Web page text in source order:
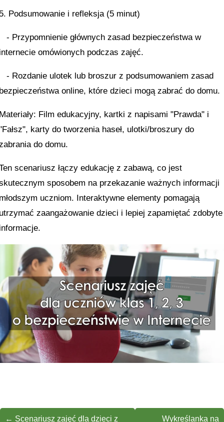
Podsumowanie i refleksja (5 minut)
- Przypomnienie głównych zasad bezpieczeństwa w
omówionych podczas zajęć.
- Rozdanie ulotek lub broszur z podsumowaniem zasad
online, które dzieci mogą zabrać do domu.
Film edukacyjny, kartki z napisami "Prawda" i
karty do tworzenia haseł, ulotki/broszury do
do domu.
scenariusz łączy edukację z zabawą, co jest
sposobem na przekazanie ważnych informacji
uczniom. Interaktywne elementy pomagają
zaangażowanie dzieci i lepiej zapamiętać zdobyte
← Scenariusz zajęć dla dzieci z Wykreślanka na